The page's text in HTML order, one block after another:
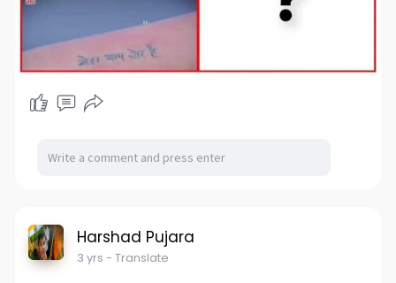
Harshad Pujara
3 yrs - Translate